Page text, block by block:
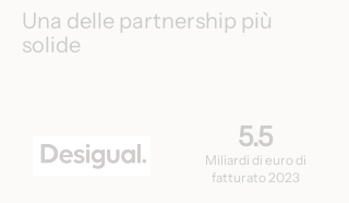
Una delle partnership più
solide
5.5
Miliardi di euro di
fatturato 2023